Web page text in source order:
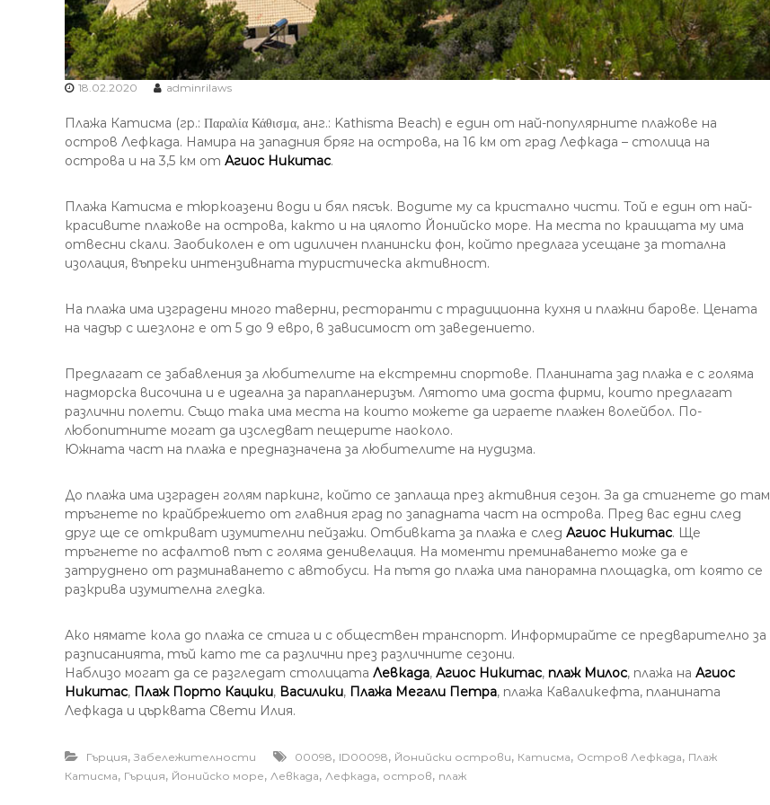
18.02.2020 adminrilaws
Плажа Катисма (гр.: Παραλία Κάθισμα, анг.: Kathisma Beach) е един от най-популярните плажове на
остров Лефкада. Намира на западния бряг на острова, на 16 км от град Лефкада – столица на
острова и на 3,5 км от Агиос Никитас.
Плажа Катисма е тюркоазени води и бял пясък. Водите му са кристално чисти. Той е един от най-
красивите плажове на острова, както и на цялото Йонийско море. На места по краищата му има
отвесни скали. Заобиколен е от идиличен планински фон, който предлага усещане за тотална
изолация, въпреки интензивната туристическа активност.
На плажа има изградени много таверни, ресторанти с традиционна кухня и плажни барове. Цената
на чадър с шезлонг е от 5 до 9 евро, в зависимост от заведението.
Предлагат се забавления за любителите на екстремни спортове. Планината зад плажа е с голяма
надморска височина и е идеална за парапланеризъм. Лятото има доста фирми, които предлагат
различни полети. Също така има места на които можете да играете плажен волейбол. По-
любопитните могат да изследват пещерите наоколо.
Южната част на плажа е предназначена за любителите на нудизма.
До плажа има изграден голям паркинг, който се заплаща през активния сезон. За да стигнете до там
тръгнете по крайбрежието от главния град по западната част на острова. Пред вас едни след
друг ще се откриват изумителни пейзажи. Отбивката за плажа е след Агиос Никитас. Ще
тръгнете по асфалтов път с голяма денивелация. На моменти преминаването може да е
затруднено от разминаването с автобуси. На пътя до плажа има панорамна площадка, от която се
разкрива изумителна гледка.
Ако нямате кола до плажа се стига и с обществен транспорт. Информирайте се предварително за
разписанията, тъй като те са различни през различните сезони.
Наблизо могат да се разгледат столицата Левкада, Агиос Никитас, плаж Милос, плажа на Агиос
Никитас, Плаж Порто Кацики, Василики, Плажа Мегали Петра, плажа Каваликефта, планината
Лефкада и църквата Свети Илия.
Гърция, Забележителности 00098, ID00098, Йонийски острови, Катисма, Остров Лефкада, Плаж
Катисма, Гърция, Йонийско море, Левкада, Лефкада, остров, плаж